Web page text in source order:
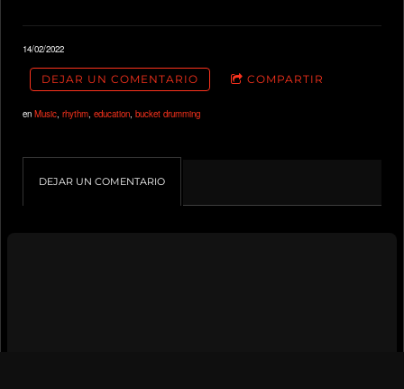
14/02/2022
DEJAR UN COMENTARIO COMPARTIR
en Music, rhythm, education, bucket drumming
DEJAR UN COMENTARIO